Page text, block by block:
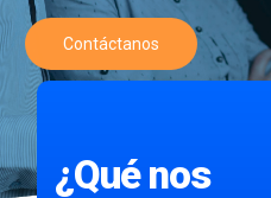
Contáctanos
¿Qué nos